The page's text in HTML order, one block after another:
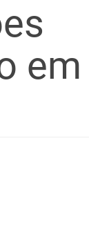
em